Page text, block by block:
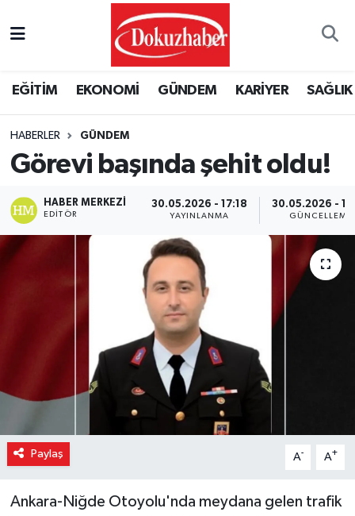
EĞİTİM EKONOMİ GÜNDEM KARİYER SAĞLIK
HABERLER GÜNDEM
Görevi başında şehit oldu!
HABER MERKEZI
EDITÖR
30.05.2026 - 17:18
YAYINLANMA
30.05.2026 -
GÜNCELLEME
Paylaş A- A+
Ankara-Niğde Otoyolu'nda meydana gelen trafik
Puan Durumu ve Fikstür
Tüm Manşetler
Son Dakika Haberleri